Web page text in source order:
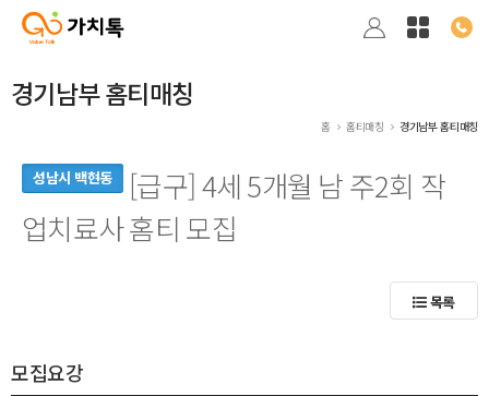
경기남부 홈티매칭
홈 홈티매칭 경기남부 홈티매칭
성남시 백현동
[급구] 4세 5개월 남 주2회 작
업치료사 홈티 모집
목록
모집요강